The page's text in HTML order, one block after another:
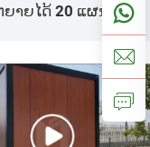
າຍໄດ້ 20 ແຜນ, 40
ເຮືອນສຳເລັດຮູບລະດັບ
ຫລາສັ່ງຕາມແບບທີ່
ຕ້ອງການ